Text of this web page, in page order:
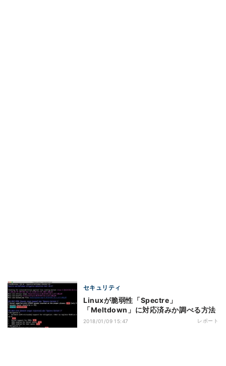
セキュリティ
Linuxが脆弱性「Spectre」
「Meltdown」に対応済みか調べる方法
2018/01/09 15:47 レポート